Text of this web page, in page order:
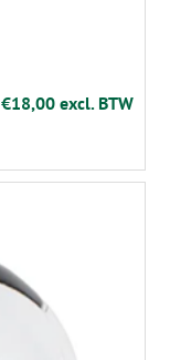
€18,00 excl. BTW